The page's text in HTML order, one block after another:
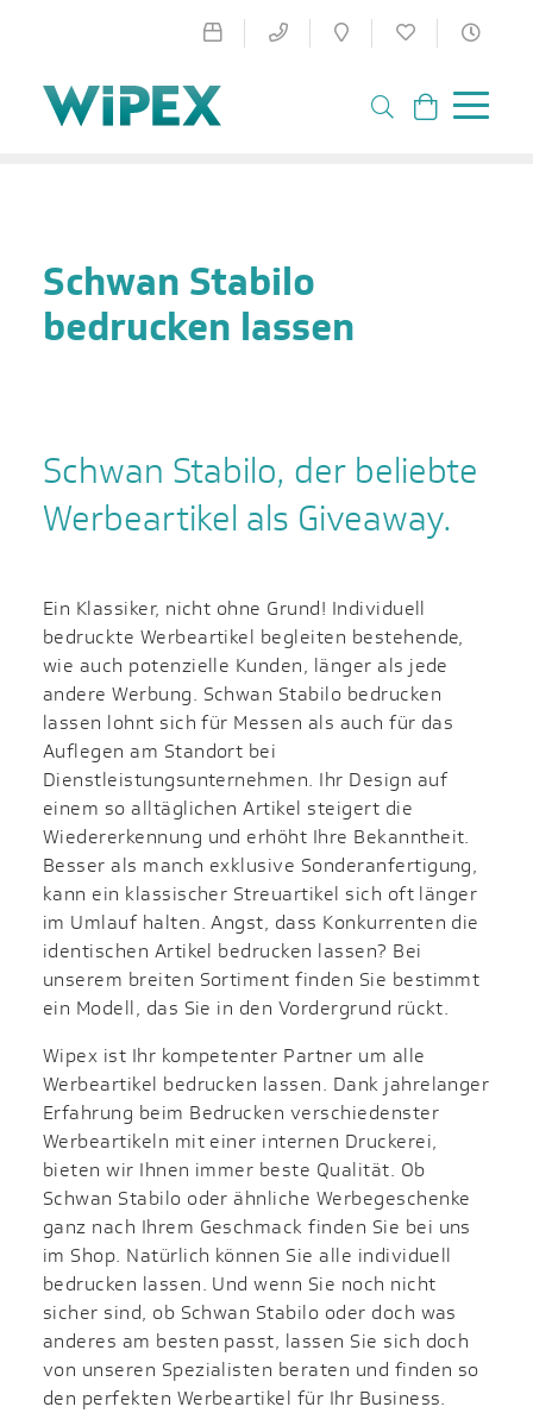
Schwan Stabilo
bedrucken lassen
Schwan Stabilo, der beliebte
Werbeartikel als Giveaway.
Ein Klassiker, nicht ohne Grund! Individuell
bedruckte Werbeartikel begleiten bestehende,
wie auch potenzielle Kunden, länger als jede
andere Werbung. Schwan Stabilo bedrucken
lassen lohnt sich für Messen als auch für das
Auflegen am Standort bei
Dienstleistungsunternehmen. Ihr Design auf
einem so alltäglichen Artikel steigert die
Wiedererkennung und erhöht Ihre Bekanntheit.
Besser als manch exklusive Sonderanfertigung,
kann ein klassischer Streuartikel sich oft länger
im Umlauf halten. Angst, dass Konkurrenten die
identischen Artikel bedrucken lassen? Bei
unserem breiten Sortiment finden Sie bestimmt
ein Modell, das Sie in den Vordergrund rückt.
Wipex ist Ihr kompetenter Partner um alle
Werbeartikel bedrucken lassen. Dank jahrelanger
Erfahrung beim Bedrucken verschiedenster
Werbeartikeln mit einer internen Druckerei,
bieten wir Ihnen immer beste Qualität. Ob
Schwan Stabilo oder ähnliche Werbegeschenke
ganz nach Ihrem Geschmack finden Sie bei uns
im Shop. Natürlich können Sie alle individuell
bedrucken lassen. Und wenn Sie noch nicht
sicher sind, ob Schwan Stabilo oder doch was
anderes am besten passt, lassen Sie sich doch
von unseren Spezialisten beraten und finden so
den perfekten Werbeartikel für Ihr Business.